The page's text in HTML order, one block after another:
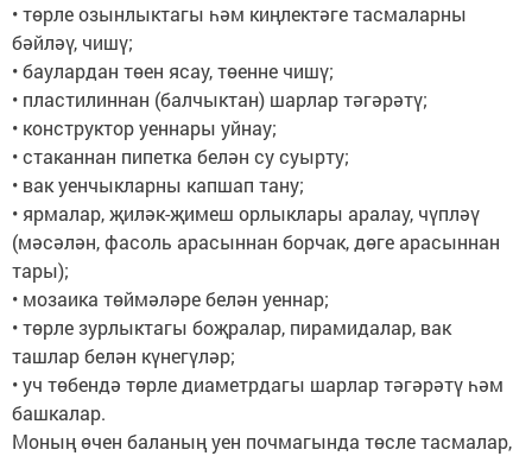
• төрле озынлыктагы һәм киңлектәге тасмаларны
бәйләү, чишү;
• баулардан төен ясау, төенне чишү;
• пластилиннан (балчыктан) шарлар тәгәрәтү;
• конструктор уеннары уйнау;
• стаканнан пипетка белән су ­суырту;
• вак уенчыкларны капшап тану;
• ярмалар, җиләк-җимеш орлыклары аралау, чүпләү
(мәсәлән, фасоль арасыннан борчак, дөге арасыннан
тары);
• мозаика төймәләре белән уеннар;
• төрле зурлыктагы боҗралар, пирамидалар, вак
ташлар белән күнегүләр;
• уч төбендә төрле диаметрдагы шарлар тәгәрәтү һәм
башкалар.
Моның өчен баланың уен почмагында төсле тасмалар,